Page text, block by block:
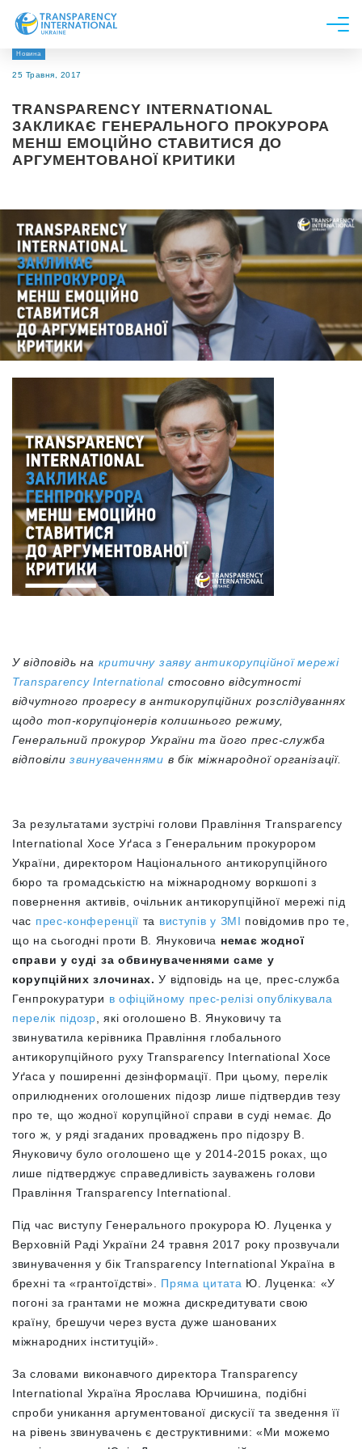
Про нас
Дослідження
Напрями роботи
Новина
25 Травня, 2017
TRANSPARENCY INTERNATIONAL
ЗАКЛИКАЄ ГЕНЕРАЛЬНОГО ПРОКУРОРА
МЕНШ ЕМОЦІЙНО СТАВИТИСЯ ДО
АРГУМЕНТОВАНОЇ КРИТИКИ
У відповідь на критичну заяву антикорупційної мережі
Transparency International стосовно відсутності
відчутного прогресу в антикорупційних розслідуваннях
щодо топ-корупціонерів колишнього режиму,
Генеральний прокурор України та його прес-служба
відповіли звинуваченнями в бік міжнародної організації.
За результатами зустрічі голови Правління Transparency
International Хосе Уґаса з Генеральним прокурором
України, директором Національного антикорупційного
бюро та громадськістю на міжнародному воркшопі з
повернення активів, очільник антикорупційної мережі під
час прес-конференції та виступів у ЗМІ повідомив про те,
що на сьогодні проти В. Януковича немає жодної
справи у суді за обвинуваченнями саме у
корупційних злочинах. У відповідь на це, прес-служба
Генпрокуратури в офіційному прес-релізі опублікувала
перелік підозр , які оголошено В. Януковичу та
звинуватила керівника Правління глобального
антикорупційного руху Transparency International Хосе
Уґаса у поширенні дезінформації. При цьому, перелік
оприлюднених оголошених підозр лише підтвердив тезу
про те, що жодної корупційної справи в суді немає. До
того ж, у ряді згаданих проваджень про підозру В.
Януковичу було оголошено ще у 2014-2015 роках, що
лише підтверджує справедливість зауважень голови
Правління Transparency International.
Під час виступу Генерального прокурора Ю. Луценка у
Верховній Раді України 24 травня 2017 року прозвучали
звинувачення у бік Transparency International Україна в
брехні та «грантоїдстві». Пряма цитата Ю. Луценка: «У
погоні за грантами не можна дискредитувати свою
країну, брешучи через вуста дуже шанованих
міжнародних інституцій».
За словами виконавчого директора Transparency
International Україна Ярослава Юрчишина, подібні
спроби уникання аргументованої дискусії та зведення її
на рівень звинувачень є деструктивними: «Ми можемо